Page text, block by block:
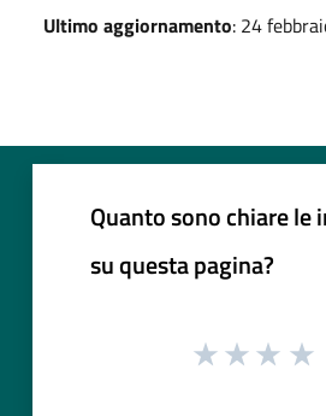
Ultimo aggiornamento: 24
Quanto sono chiare le
su questa pagina?